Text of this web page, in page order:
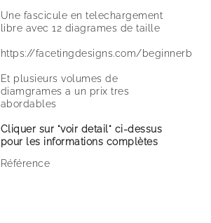
Une fascicule en telechargement
libre avec 12 diagrames de taille
https://facetingdesigns.com/beginnerbook/
Et plusieurs volumes de
diamgrames a un prix tres
abordables
Cliquer sur "voir detail" ci-dessus
pour les informations complètes
Référence